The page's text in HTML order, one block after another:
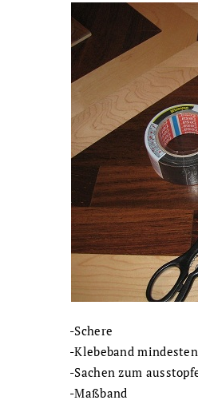
-Schere
-Klebeband
-Sachen zum
-Maßband